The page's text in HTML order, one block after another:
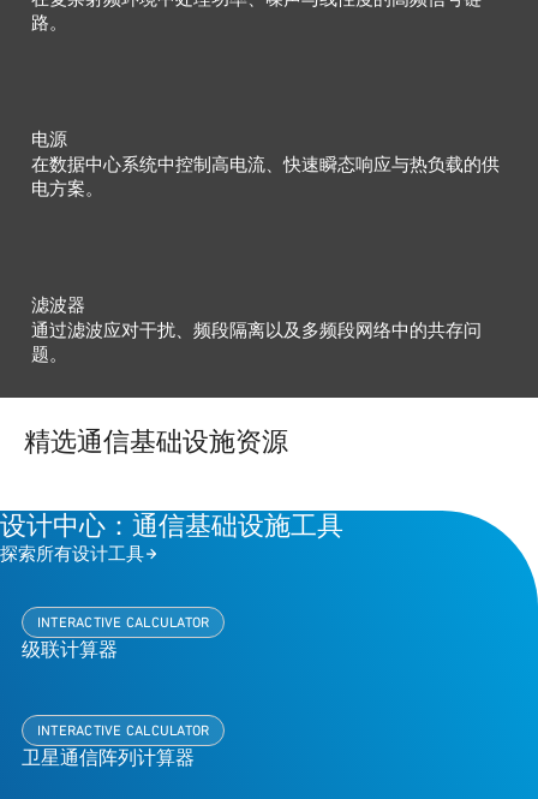
路。
电源
在数据中心系统中控制高电流、快速瞬态响应与热负载的供
电方案。
滤波器
通过滤波应对干扰、频段隔离以及多频段网络中的共存问
题。
精选通信基础设施资源
设计中心：通信基础设施工具
探索所有设计工具
INTERACTIVE CALCULATOR
级联计算器
INTERACTIVE CALCULATOR
卫星通信阵列计算器